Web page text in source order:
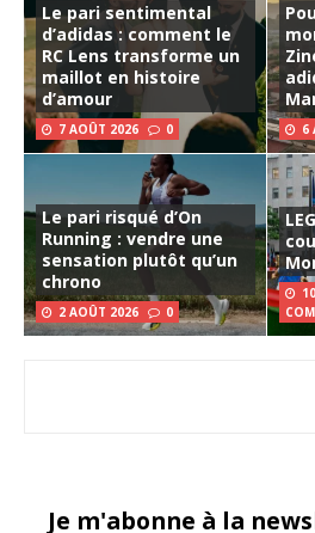
Le pari sentimental
d’adidas : comment le
RC Lens transforme un
maillot en histoire
d’amour
7 AOÛT 2026 0 6
Le pari risqué d’On
Running : vendre une
sensation plutôt qu’un
chrono
2 AOÛT 2026 0
Je m'abonne à la